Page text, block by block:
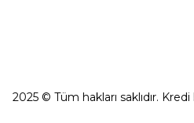
2025 © Tüm hakları saklıdır.